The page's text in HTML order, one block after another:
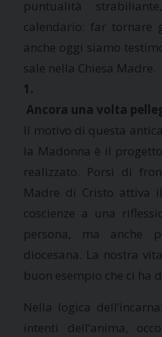
puntualità
calendario: far tornare
anche oggi siamo
sale nella Chiesa Madre.
1.
Ancora una volta
Il motivo di questa
la Madonna è il
realizzato. Porsi di
Madre di Cristo attiva
coscienze a una
persona, ma anche
diocesana. La nostra
buon esempio che ci ha
Nella logica
intenti dell’anima,